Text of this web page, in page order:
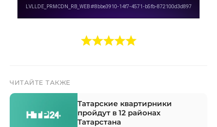
ЧИТАЙТЕ ТАКЖЕ
Татарские квартирники
пройдут в 12 районах
Татарстана